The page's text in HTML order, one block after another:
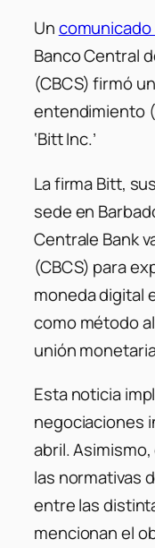
Un
Banco Central
(CBCS)firmó
entendimiento
‘Bitt Inc.’
La firma Bitt,
sede en
Centrale Bank
(CBCS) para
moneda digital
como método
unión
Esta noticia
negociaciones
abril.
las normativas
entre las
mencionan el